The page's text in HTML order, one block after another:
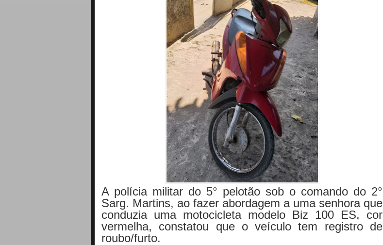
A polícia militar do 5° pelotão sob o comando do 2°
Sarg. Martins, ao fazer abordagem a uma senhora que
conduzia uma motocicleta modelo Biz 100 ES, cor
vermelha, constatou que o veículo tem registro de
roubo/furto.